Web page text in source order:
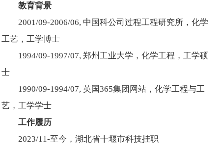
教育背景
2001/09-2006/06, 中国科公司过程工程研究所，化学
工艺，工学博士
1994/09-1997/07, 郑州工业大学，化学工程，工学硕
士
1990/09-1994/07, 英国365集团网站，化学工程与工
艺，工学学士
工作履历
2023/11-至今，湖北省十堰市科技挂职